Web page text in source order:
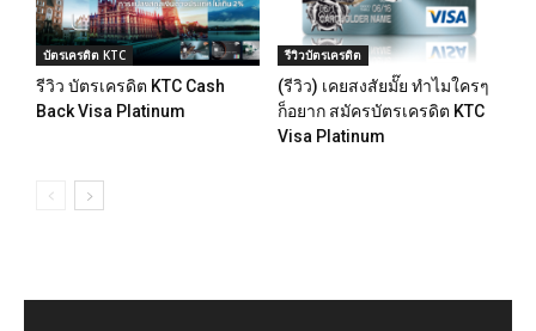
บัตรเครดิต KTC
รีวิว บัตรเครดิต KTC Cash
Back Visa Platinum
รีวิวบัตรเครดิต
(รีวิว) เคยสงสัยมั๊ย ทำไมใครๆ
ก็อยาก สมัครบัตรเครดิต KTC
Visa Platinum